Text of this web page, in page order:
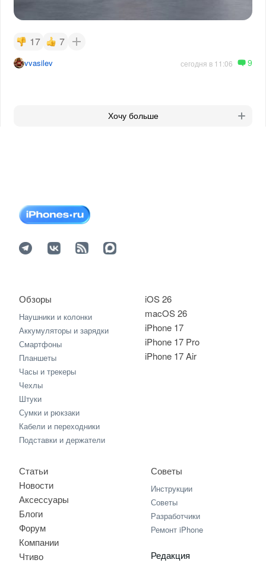
17 7
vvasilev сегодня в 11:06 9
Хочу больше
iOS 26
macOS 26
iPhone 17
iPhone 17 Pro
iPhone 17 Air
Обзоры
Наушники и колонки
Аккумуляторы и зарядки
Смартфоны
Планшеты
Часы и трекеры
Чехлы
Штуки
Сумки и рюкзаки
Кабели и переходники
Подставки и держатели
Статьи
Новости
Аксессуары
Блоги
Форум
Компании
Чтиво
Советы
Инструкции
Советы
Разработчики
Ремонт iPhone
Редакция